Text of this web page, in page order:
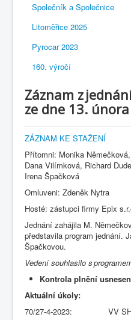
Společník a Společnice
Litoměřice 2025
Pyrocar 2023
160. výročí
Záznam z
ze dne 13.
ZÁZNAM KE STAŽENÍ
Přítomni: Monika
Dana Vilímková, Richard
Irena Špačková
Omluveni: Zdeněk Nytra
Hosté: zástupci firmy Epix
Jednání zahájila M.
představila program jednání.
Špačkovou.
Vedení souhlasilo s
Kontrola plnění
Aktuální úkoly:
70/27-4-2023: VV SH